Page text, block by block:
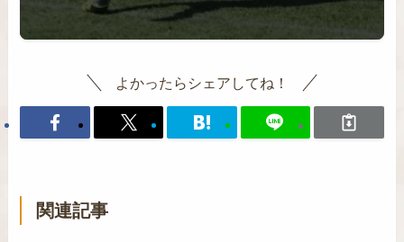
よかったらシェアしてね！
関連記事